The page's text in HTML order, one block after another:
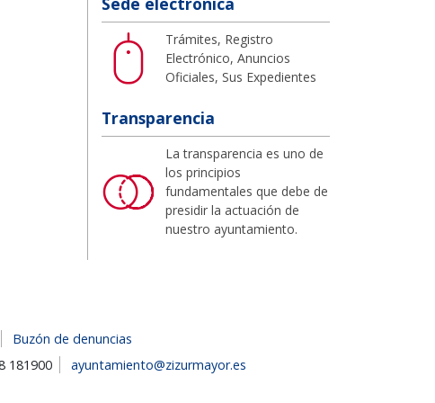
Trámites, Registro
Electrónico, Anuncios
Oficiales, Sus Expedientes
Transparencia
La transparencia es uno de
los principios
fundamentales que debe de
presidir la actuación de
nuestro ayuntamiento.
Buzón de denuncias
181900 ayuntamiento@zizurmayor.es